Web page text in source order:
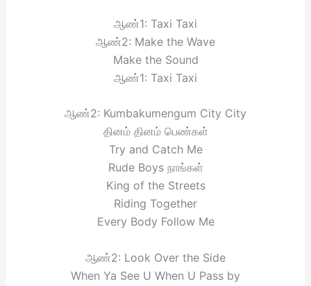
ஆண்1: Taxi Taxi
ஆண்2: Make the Wave
Make the Sound
ஆண்1: Taxi Taxi
ஆண்2: Kumbakumengum City City
தினம் தினம் பெண்கள்
Try and Catch Me
Rude Boys நாங்கள்
King of the Streets
Riding Together
Every Body Follow Me
ஆண்2: Look Over the Side
When Ya See U When U Pass by